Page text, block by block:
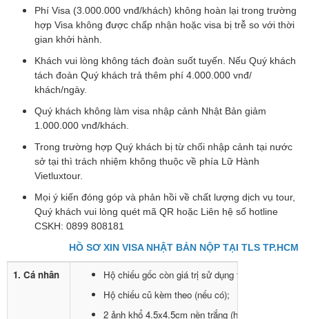
Phí Visa (3.000.000 vnđ/khách) không hoàn lại trong trường
hợp Visa không được chấp nhận hoặc visa bị trễ so với thời
gian khởi hành.
Khách vui lòng không tách đoàn suốt tuyến. Nếu Quý khách
tách đoàn Quý khách trả thêm phí 4.000.000 vnđ/
khách/ngày.
Quý khách không làm visa nhập cảnh Nhật Bản giảm
1.000.000 vnđ/khách.
Trong trường hợp Quý khách bị từ chối nhập cảnh tại nước
sở tại thì trách nhiệm không thuộc về phía Lữ Hành
Vietluxtour.
Mọi ý kiến đóng góp và phản hồi về chất lượng dịch vụ tour,
Quý khách vui lòng quét mã QR hoặc Liên hệ số hotline
CSKH: 0899 808181
HỒ SƠ XIN VISA NHẬT BẢN NỘP TẠI TLS TP.HCM
1. Cá nhân
Hộ chiếu gốc còn giá trị sử dụng trên 6 tháng
Hộ chiếu cũ kèm theo (nếu có);
2 ảnh khổ 4.5x4.5cm nền trắng (hình chụp không